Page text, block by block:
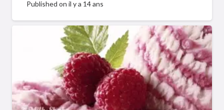
Published on il y a 14 ans